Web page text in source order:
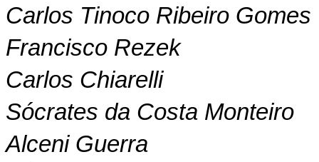
Carlos Tinoco Ribeiro Gomes
Francisco Rezek
Carlos Chiarelli
Sócrates da Costa Monteiro
Alceni Guerra